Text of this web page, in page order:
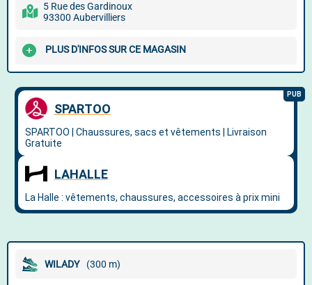
5 Rue des Gardinoux
93300 Aubervilliers
PLUS D'INFOS SUR CE MAGASIN
WILADY (300 m)